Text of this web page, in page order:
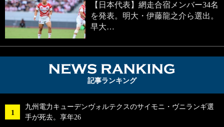
【日本代表】網走合宿メンバー34名
を発表。明大・伊藤龍之介ら選出。
早大…
記事ランキング
九州電力キューデンヴォルテクスのサイモニ・ヴニランギ選
手が死去。享年26